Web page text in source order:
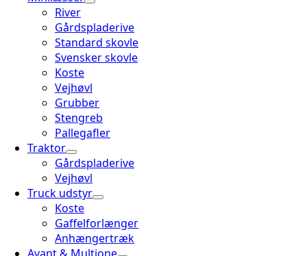
River
Gårdspladerive
Standard skovle
Svensker skovle
Koste
Vejhøvl
Grubber
Stengreb
Pallegafler
Traktor
Gårdspladerive
Vejhøvl
Truck udstyr
Koste
Gaffelforlænger
Anhængertræk